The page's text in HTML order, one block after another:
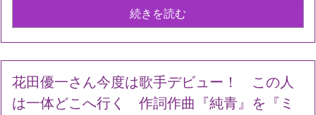
続きを読む
花田優一さん今度は歌手デビュー！ この人
は一体どこへ行く 作詞作曲『純青』を『ミ